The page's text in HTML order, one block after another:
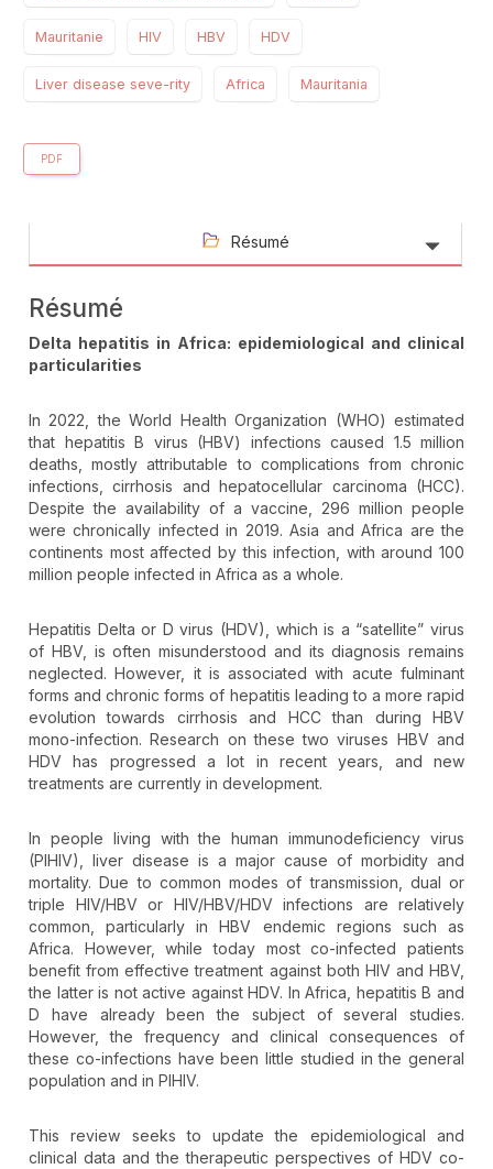
Mauritanie HIV HBV HDV
Liver disease seve-rity Africa Mauritania
PDF
Résumé
Résumé
Delta hepatitis in Africa: epidemiological and clinical
particularities
In 2022, the World Health Organization (WHO) estimated
that hepatitis B virus (HBV) infections caused 1.5 million
deaths, mostly attributable to complications from chronic
infections, cirrhosis and hepatocellular carcinoma (HCC).
Despite the availability of a vaccine, 296 million people
were chronically infected in 2019. Asia and Africa are the
continents most affected by this infection, with around 100
million people infected in Africa as a whole.
Hepatitis Delta or D virus (HDV), which is a “satellite” virus
of HBV, is often misunderstood and its diagnosis remains
neglected. However, it is associated with acute fulminant
forms and chronic forms of hepatitis leading to a more rapid
evolution towards cirrhosis and HCC than during HBV
mono-infection. Research on these two viruses HBV and
HDV has progressed a lot in recent years, and new
treatments are currently in development.
In people living with the human immunodeficiency virus
(PlHIV), liver disease is a major cause of morbidity and
mortality. Due to common modes of transmission, dual or
triple HIV/HBV or HIV/HBV/HDV infections are relatively
common, particularly in HBV endemic regions such as
Africa. However, while today most co-infected patients
benefit from effective treatment against both HIV and HBV,
the latter is not active against HDV. In Africa, hepatitis B and
D have already been the subject of several studies.
However, the frequency and clinical consequences of
these co-infections have been little studied in the general
population and in PlHIV.
This review seeks to update the epidemiological and
clinical data and the therapeutic perspectives of HDV co-